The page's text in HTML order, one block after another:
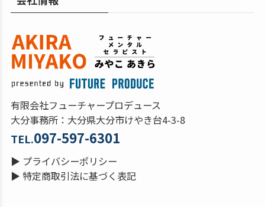
有限会社フューチャープロデュース
大分事務所：大分県大分市けやき台4-3-8
TEL.097-597-6301
▶ プライバシーポリシー
▶ 特定商取引法に基づく表記